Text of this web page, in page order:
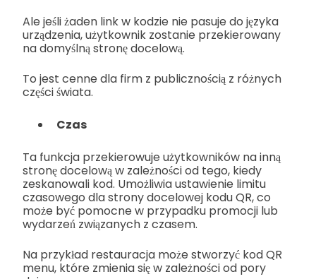
Ale jeśli żaden link w kodzie nie pasuje do języka
urządzenia, użytkownik zostanie przekierowany
na domyślną stronę docelową.
To jest cenne dla firm z publicznością z różnych
części świata.
Czas
Ta funkcja przekierowuje użytkowników na inną
stronę docelową w zależności od tego, kiedy
zeskanowali kod. Umożliwia ustawienie limitu
czasowego dla strony docelowej kodu QR, co
może być pomocne w przypadku promocji lub
wydarzeń związanych z czasem.
Na przykład restauracja może stworzyć kod QR
menu, które zmienia się w zależności od pory